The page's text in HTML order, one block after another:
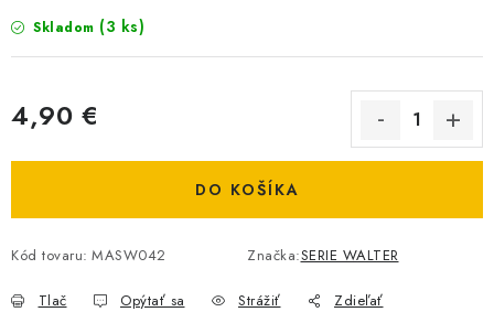
ZNAČKY
Skladom (3 ks)
4,90 €
DO KOŠÍKA
Kód tovaru: MASW042 Značka:SERIE WALTER
Tlač Opýtať sa Strážiť Zdieľať